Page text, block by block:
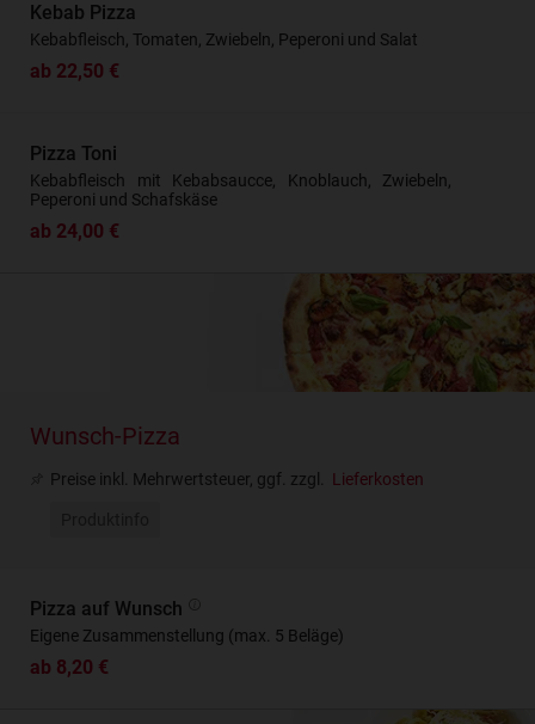
Kebab Pizza
Kebabfleisch, Tomaten, Zwiebeln, Peperoni und Salat
ab 22,50 €
Pizza Toni
Kebabfleisch mit Kebabsaucce, Knoblauch, Zwiebeln,
Peperoni und Schafskäse
ab 24,00 €
Wunsch-Pizza
Preise inkl. Mehrwertsteuer, ggf. zzgl. Lieferkosten
Pizza auf Wunsch
Eigene Zusammenstellung (max. 5 Beläge)
ab 8,20 €